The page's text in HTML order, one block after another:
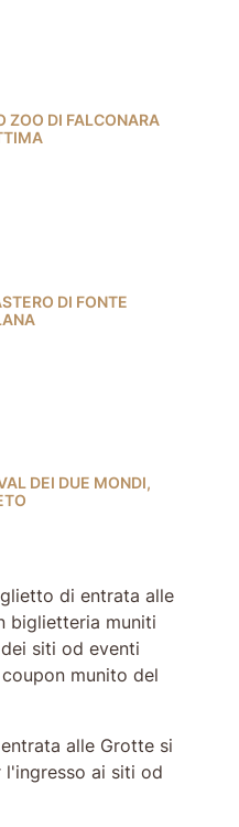
ZOO DI FALCONARA
DI FONTE
DEI DUE MONDI,
di entrata alle
biglietteria muniti
siti od eventi
munito del
alle Grotte si
ai siti od